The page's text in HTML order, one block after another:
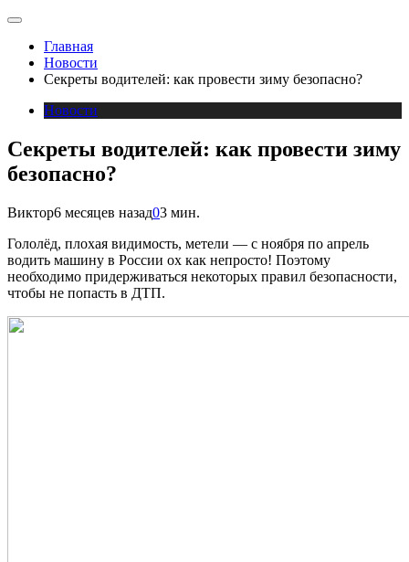
Главная
Новости
Секреты водителей: как провести зиму безопасно?
Новости
Секреты водителей: как провести зиму
безопасно?
Виктор6 месяцев назад03 мин.
Гололёд, плохая видимость, метели — с ноября по апрель
водить машину в России ох как непросто! Поэтому
необходимо придерживаться некоторых правил безопасности,
чтобы не попасть в ДТП.